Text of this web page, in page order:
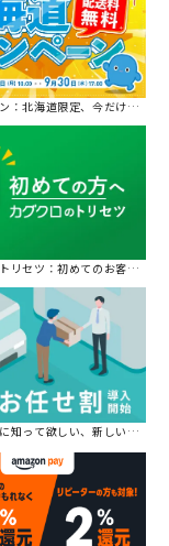
海道限定、今だけ送料無料！
ツ：初めてのお客様はこちら。
欲しい、新しい割引を始めました。